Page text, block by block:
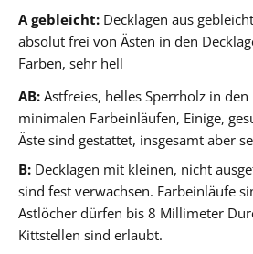
A gebleicht: Decklagen aus
absolut frei von Ästen in den
Farben, sehr hell
AB: Astfreies, helles Sperrholz in
minimalen Farbeinläufen, Einige,
Äste sind gestattet, insgesamt aber
B: Decklagen mit kleinen, nicht
sind fest verwachsen. Farbeinläufe
Astlöcher dürfen bis 8 Millimeter
Kittstellen sind erlaubt.